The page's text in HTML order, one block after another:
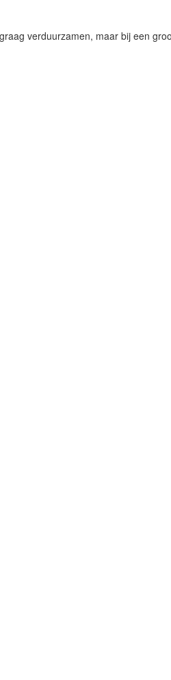
verduurzamen, maar bij een